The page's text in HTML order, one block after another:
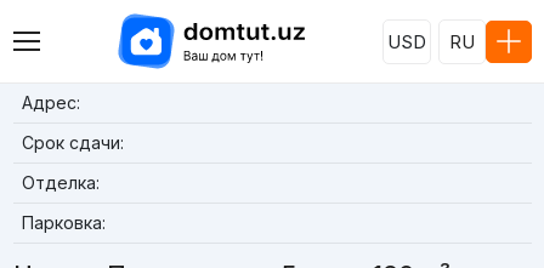
USD RU
Адрес:
Срок сдачи:
Отделка:
Парковка: